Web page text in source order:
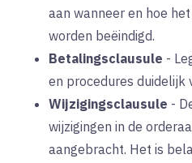
aan wanneer en hoe
worden beëindigd.
Betalingsclausule -
en procedures duidelijk
Wijzigingsclausule -
wijzigingen in de
aangebracht. Het is